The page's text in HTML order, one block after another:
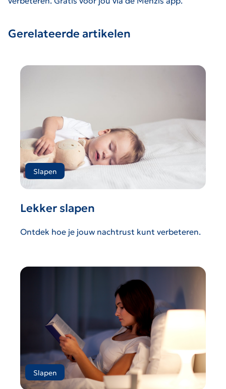
Gerelateerde artikelen
Slapen
Lekker slapen
Ontdek hoe je jouw nachtrust kunt verbeteren.
Slapen